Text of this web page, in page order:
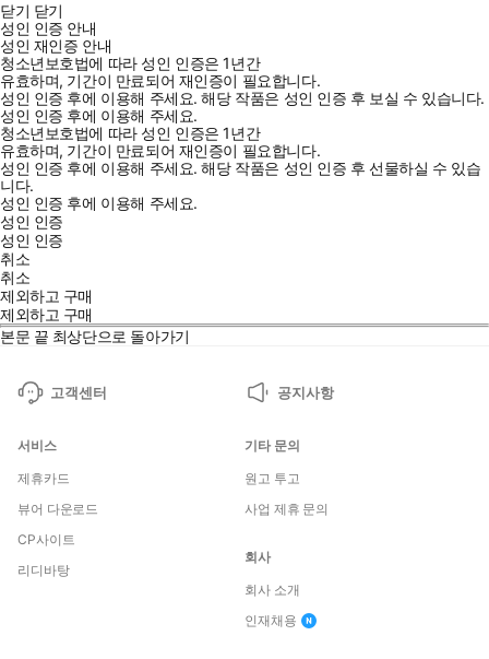
닫기 닫기
성인 인증 안내
성인 재인증 안내
청소년보호법에 따라 성인 인증은 1년간
유효하며, 기간이 만료되어 재인증이 필요합니다.
성인 인증 후에 이용해 주세요.해당 작품은 성인 인증 후 보실 수 있습니다.
성인 인증 후에 이용해 주세요.
청소년보호법에 따라 성인 인증은 1년간
유효하며, 기간이 만료되어 재인증이 필요합니다.
성인 인증 후에 이용해 주세요.해당 작품은 성인 인증 후 선물하실 수 있습
니다.
성인 인증 후에 이용해 주세요.
성인 인증
성인 인증
취소
취소
제외하고 구매
제외하고 구매
본문 끝 최상단으로 돌아가기
고객센터 공지사항
서비스
제휴카드
뷰어 다운로드
CP사이트
리디바탕
기타 문의
원고 투고
사업 제휴 문의
회사
회사 소개
인재채용